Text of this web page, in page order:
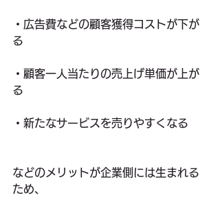
・広告費などの顧客獲得コストが下が
る
・顧客一人当たりの売上げ単価が上が
る
・新たなサービスを売りやすくなる
などのメリットが企業側には生まれる
ため、